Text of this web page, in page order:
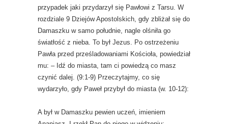
przypadek jaki przydarzył się Pawłowi z Tarsu. W
rozdziale 9 Dziejów Apostolskich, gdy zbliżał się do
Damaszku w samo południe, nagle olśniła go
światłość z nieba. To był Jezus. Po ostrzeżeniu
Pawła przed prześladowaniami Kościoła, powiedział
mu: – Idź do miasta, tam ci powiedzą co masz
czynić dalej. (9:1-9) Przeczytajmy, co się
wydarzyło, gdy Paweł przybył do miasta (w. 10-12):
A był w Damaszku pewien uczeń, imieniem